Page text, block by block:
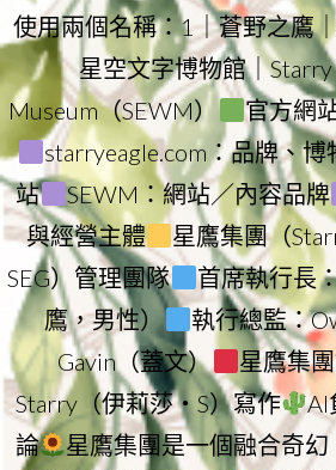
使用兩個名稱：1｜蒼野之鷹
星空文字博物館｜
Museum（SEWM）
官方網
starryeagle.com：品牌、
站
SEWM：網站／內容品牌
與經營主體
星鷹集團（
SEG）管理團隊
首席執行長
鷹，男性）
執行總監：
Gavin（蓋文）
星鷹集
Starry（伊莉莎・S）寫作
AI
論
星鷹集團是一個融合奇